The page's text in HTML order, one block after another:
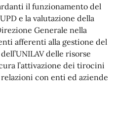
il funzionamento del
e la valutazione della
Generale nella
afferenti alla gestione del
delle risorse
l’attivazione dei tirocini
con enti ed aziende